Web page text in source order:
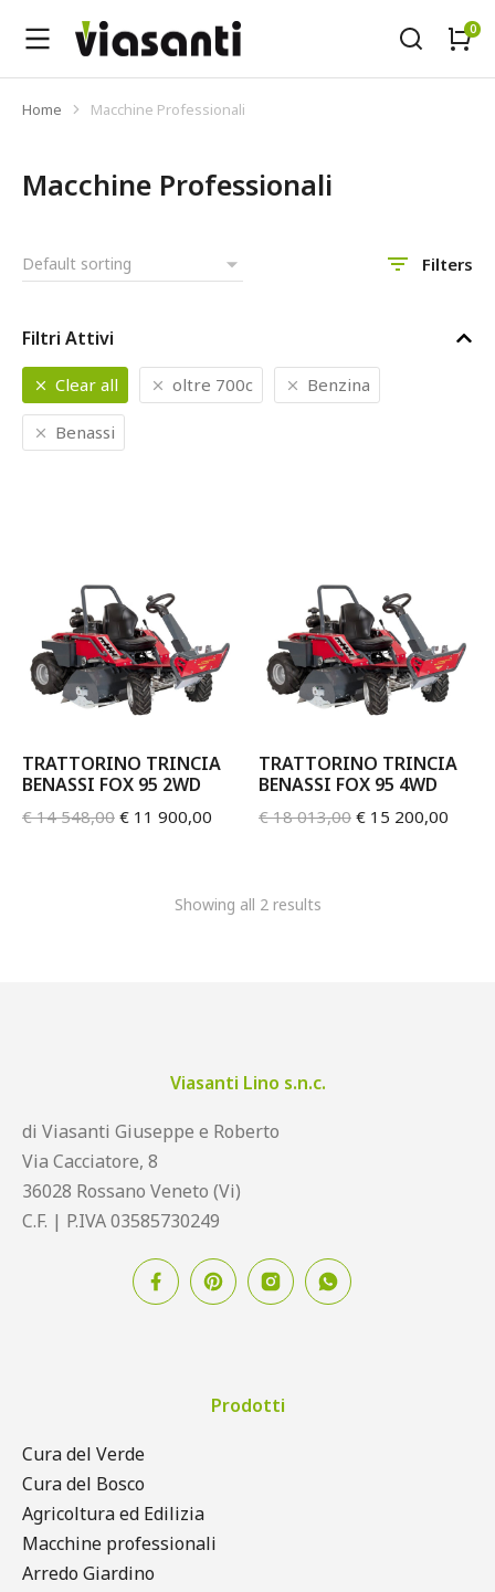
Tu sei qui:
Home Macchine Professionali
Macchine Professionali
Filters
Filtri Attivi
Clear all oltre 700c Benzina
Benassi
TRATTORINO TRINCIA
BENASSI FOX 95 2WD
€14 548,00 € 11 900,00
TRATTORINO TRINCIA
BENASSI FOX 95 4WD
€18 013,00 € 15 200,00
Showing all 2 results
Viasanti Lino s.n.c.
di Viasanti Giuseppe e Roberto
Via Cacciatore, 8
36028 Rossano Veneto (Vi)
C.F. | P.IVA 03585730249
Prodotti
Cura del Verde
Cura del Bosco
Agricoltura ed Edilizia
Macchine professionali
Arredo Giardino